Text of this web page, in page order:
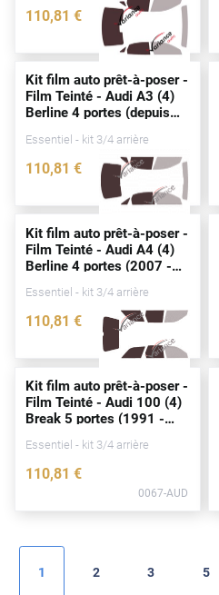
Dacia
Daewoo
Daihatsu
Dodge
Dongfeng
Ds
Ebro
Fiat
Fisker
110,81 €
3129-AUD
Kit film auto prêt-à-poser -
Film Teinté - Audi A3 (4)
Berline 4portes (depuis
Essentiel - kit 3/4 arrière
110,81 €
4925-AUD
Kit film auto prêt-à-poser -
Film Teinté - Audi A4 (4)
Berline 4portes (2007 -
Essentiel - kit 3/4 arrière
110,81 €
0086-AUD
Kit film auto prêt-à-poser -
Film Teinté - Audi 100 (4)
Break 5portes (1991 -
Essentiel - kit 3/4 arrière
110,81 €
0067-AUD
1 2 3 5